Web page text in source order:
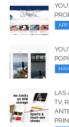
APP
LAS
TV,